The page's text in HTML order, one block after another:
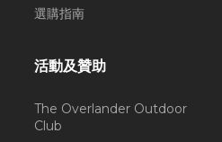
選購指南
活動及贊助
The Overlander Outdoor
Club